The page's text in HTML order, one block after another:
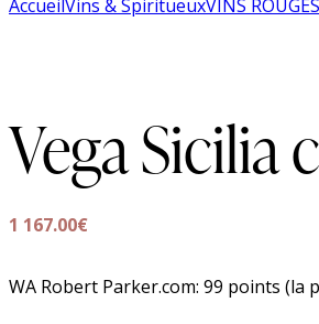
Accueil Vins & SpiritueuxVINS
Vega Sicilia
1 167.00€
WA Robert Parker.com: 99 points (la